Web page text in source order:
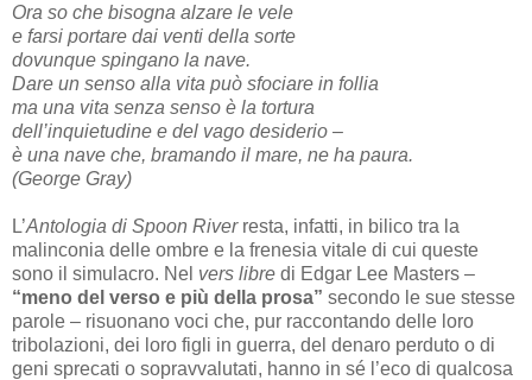
Ora so che bisogna alzare le vele
e farsi portare dai venti della sorte
dovunque spingano la nave.
Dare un senso alla vita può sfociare in follia
ma una vita senza senso è la tortura
dell’inquietudine e del vago desiderio –
è una nave che, bramando il mare, ne ha paura.
(George Gray)
L’Antologia di Spoon Riverresta, infatti, in bilico tra la
malinconia delle ombre e la frenesia vitale di cui queste
sono il simulacro. Nel vers libre di Edgar Lee Masters –
“meno del verso e più della prosa” secondo le sue stesse
parole – risuonano voci che, pur raccontando delle loro
tribolazioni, dei loro figli in guerra, del denaro perduto o di
geni sprecati o sopravvalutati, hanno in sé l’eco di qualcosa